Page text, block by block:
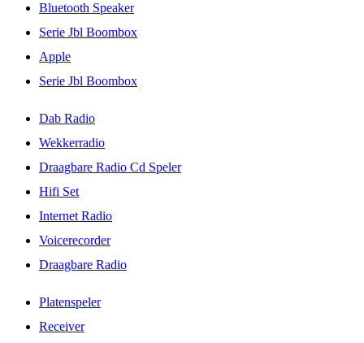
Bluetooth Speaker
Serie Jbl Boombox
Apple
Serie Jbl Boombox
Dab Radio
Wekkerradio
Draagbare Radio Cd Speler
Hifi Set
Internet Radio
Voicerecorder
Draagbare Radio
Platenspeler
Receiver